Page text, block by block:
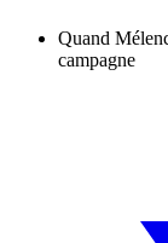
Quand
campagne